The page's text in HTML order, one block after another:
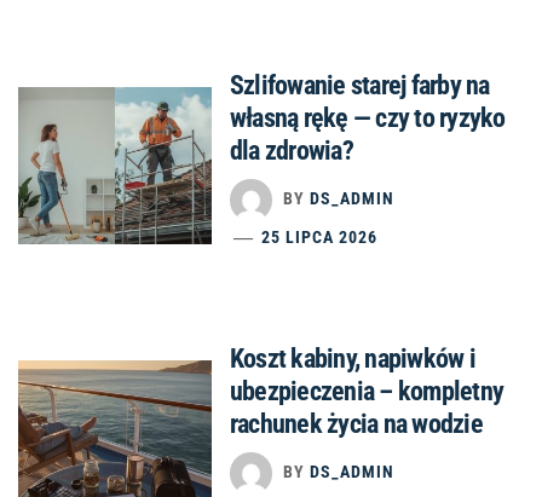
Szlifowanie starej farby na
własną rękę — czy to ryzyko
dla zdrowia?
BY DS_ADMIN
25 LIPCA 2026
Koszt kabiny, napiwków i
ubezpieczenia – kompletny
rachunek życia na wodzie
BY DS_ADMIN